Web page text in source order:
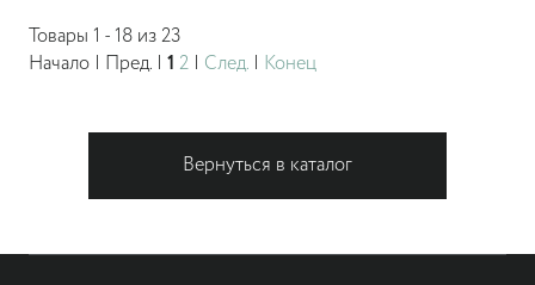
Товары 1 - 18 из 23
Начало | Пред. | 1 2 | След. | Конец
Вернуться в каталог